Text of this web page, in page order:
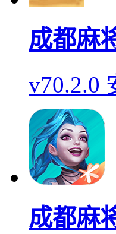
成都麻
v70.2.0
成都麻